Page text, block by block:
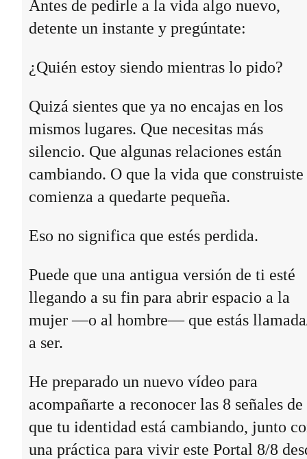
Antes de pedirle a la vida algo nuevo,
detente un instante y pregúntate:
¿Quién estoy siendo mientras lo pido?
Quizá sientes que ya no encajas en los
mismos lugares. Que necesitas más
silencio. Que algunas relaciones están
cambiando. O que la vida que construiste
comienza a quedarte pequeña.
Eso no significa que estés perdida.
Puede que una antigua versión de ti esté
llegando a su fin para abrir espacio a la
mujer —o al hombre— que estás
a ser.
He preparado un nuevo vídeo para
acompañarte a reconocer las 8 señales de
que tu identidad está cambiando, junto
una práctica para vivir este Portal 8/8